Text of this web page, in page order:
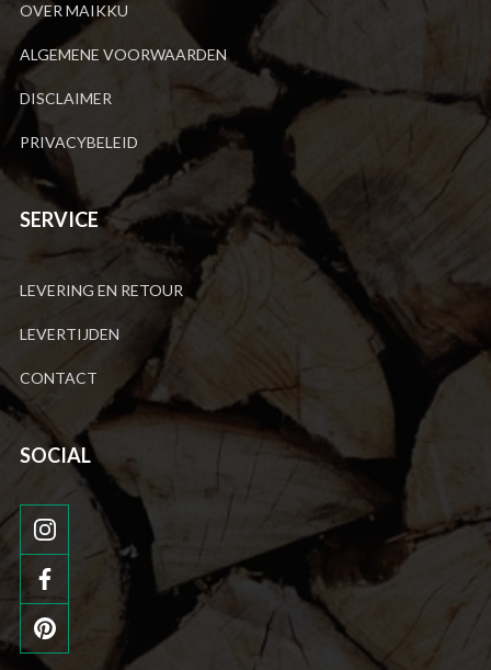
OVER MAIKKU
ALGEMENE VOORWAARDEN
DISCLAIMER
PRIVACYBELEID
SERVICE
LEVERING EN RETOUR
LEVERTIJDEN
CONTACT
SOCIAL